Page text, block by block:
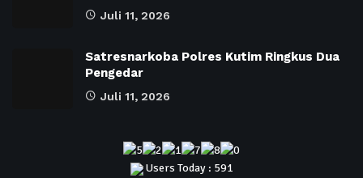
Juli 11, 2026
Satresnarkoba Polres Kutim Ringkus Dua
Pengedar
Juli 11, 2026
Users Today : 591